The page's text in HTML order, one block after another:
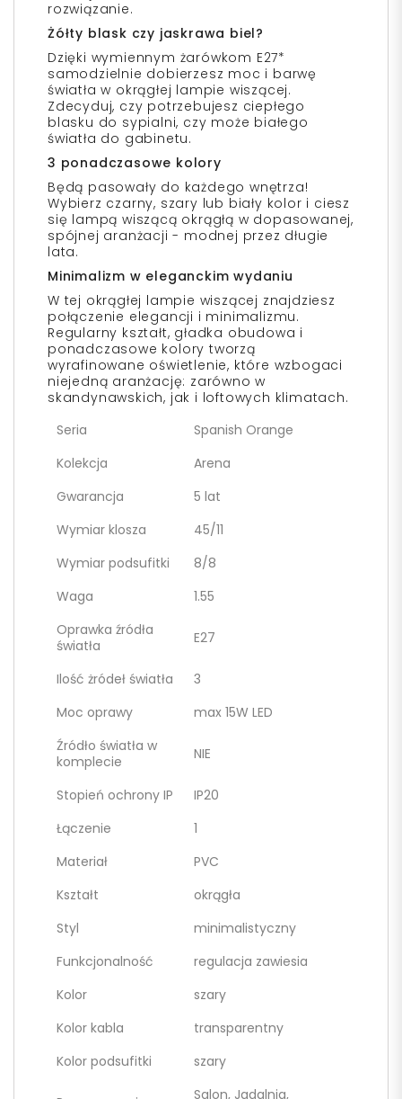
rozwiązanie.
Żółty blask czy jaskrawa biel?
Dzięki wymiennym żarówkom E27*
samodzielnie dobierzesz moc i barwę
światła w okrągłej lampie wiszącej.
Zdecyduj, czy potrzebujesz ciepłego
blasku do sypialni, czy może białego
światła do gabinetu.
3 ponadczasowe kolory
Będą pasowały do każdego wnętrza!
Wybierz czarny, szary lub biały kolor i ciesz
się lampą wiszącą okrągłą w dopasowanej,
spójnej aranżacji - modnej przez długie
lata.
Minimalizm w eleganckim wydaniu
W tej okrągłej lampie wiszącej znajdziesz
połączenie elegancji i minimalizmu.
Regularny kształt, gładka obudowa i
ponadczasowe kolory tworzą
wyrafinowane oświetlenie, które wzbogaci
niejedną aranżację: zarówno w
skandynawskich, jak i loftowych klimatach.
Seria
Spanish Orange
Kolekcja
Arena
Gwarancja
5 lat
Wymiar klosza
45/11
Wymiar podsufitki
8/8
Waga
1.55
Oprawka źródła
światła
E27
Ilość żródeł światła
3
Moc oprawy
max 15W LED
Źródło światła w
komplecie
NIE
Stopień ochrony IP
IP20
Łączenie
1
Materiał
PVC
Kształt
okrągła
Styl
minimalistyczny
Funkcjonalność
regulacja zawiesia
Kolor
szary
Kolor kabla
transparentny
Kolor podsufitki
szary
Salon, Jadalnia,